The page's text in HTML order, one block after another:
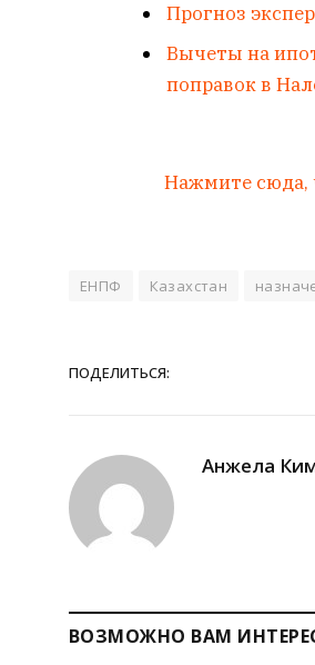
Прогноз
Вычеты на
поправок в
Нажмите сюда,
ЕНПФ Казахстан
ПОДЕЛИТЬСЯ:
Анжела
ВОЗМОЖНО ВАМ